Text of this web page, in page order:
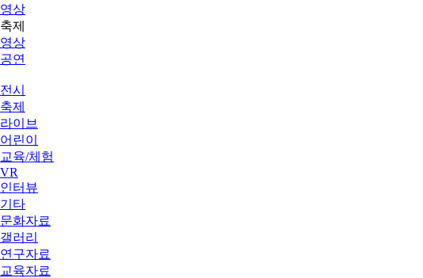
영상
축제
영상
공연
전시
축제
라이브
어린이
교육/체험
VR
인터뷰
기타
문화자료
갤러리
연구자료
교육자료